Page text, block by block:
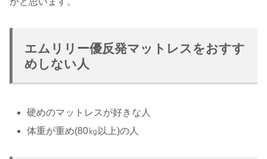
エムリリー優反発マットレスをおすす
めしない人
硬めのマットレスが好きな人
体重が重め(80㎏以上)の人